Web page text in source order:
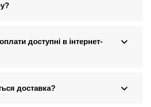
доступні в інтернет-
доставка?